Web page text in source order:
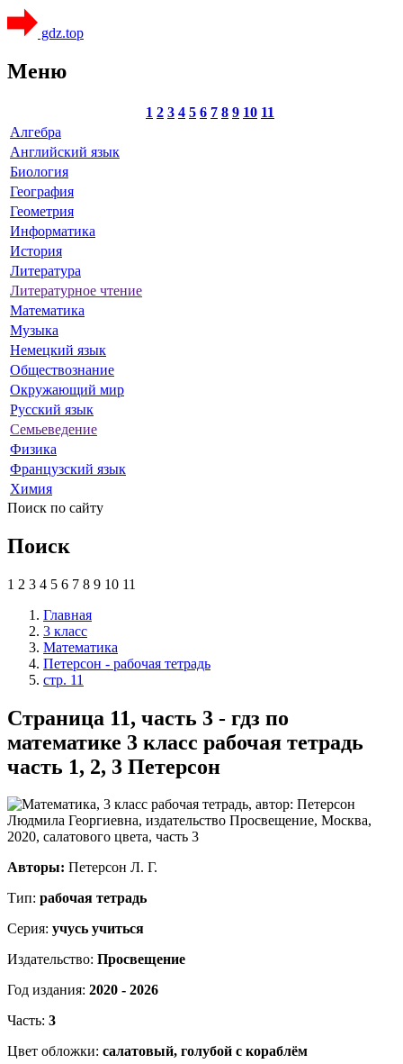
gdz.top
Меню
1 2 3 4 5 6 7 8 9 10 11
Алгебра
Английский язык
Биология
География
Геометрия
Информатика
История
Литература
Литературное чтение
Математика
Музыка
Немецкий язык
Обществознание
Окружающий мир
Русский язык
Семьеведение
Физика
Французский язык
Химия
Поиск по сайту
Поиск
1 2 3 4 5 6 7 8 9 10 11
Главная
3 класс
Математика
Петерсон - рабочая тетрадь
стр. 11
Страница 11, часть 3 - гдз по
математике 3 класс рабочая тетрадь
часть 1, 2, 3 Петерсон
Авторы: Петерсон Л. Г.
Тип: рабочая тетрадь
Серия: учусь учиться
Издательство: Просвещение
Год издания: 2020 - 2026
Часть: 3
Цвет обложки: салатовый, голубой с кораблём